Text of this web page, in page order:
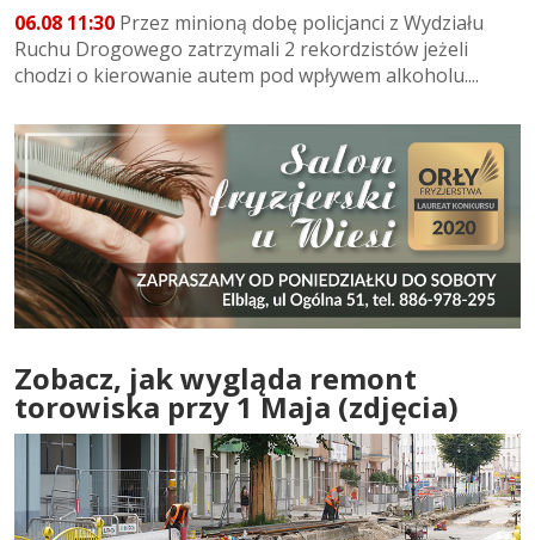
06.08 11:30 Przez minioną dobę policjanci z Wydziału
Ruchu Drogowego zatrzymali 2 rekordzistów jeżeli
chodzi o kierowanie autem pod wpływem alkoholu....
Zobacz, jak wygląda remont
torowiska przy 1 Maja (zdjęcia)